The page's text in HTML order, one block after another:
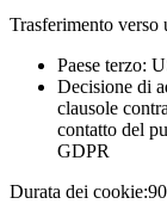
Trasferimento verso
Paese terzo:
Decisione di
clausole
contatto del
GDPR
Durata dei cookie: